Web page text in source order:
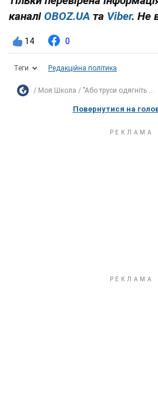
каналі OBOZ.UA та Viber. Не
14 0
Теги Редакційна політика
Моя Школа "Або труси одягніть ...
Повернутися на